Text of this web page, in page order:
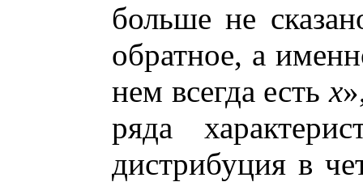
больше не
обратное, а
нем всегда естьx
ряда
дистрибуция в